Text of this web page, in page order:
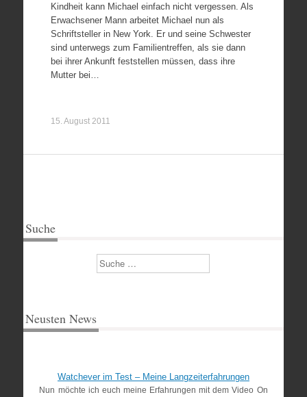
Kindheit kann Michael einfach nicht vergessen. Als
Erwachsener Mann arbeitet Michael nun als
Schriftsteller in New York. Er und seine Schwester
sind unterwegs zum Familientreffen, als sie dann
bei ihrer Ankunft feststellen müssen, dass ihre
Mutter bei…
15. August 2011
Suche
Suchen
Neusten News
Watchever im Test – Meine Langzeiterfahrungen
Nun möchte ich euch meine Erfahrungen mit dem Video On